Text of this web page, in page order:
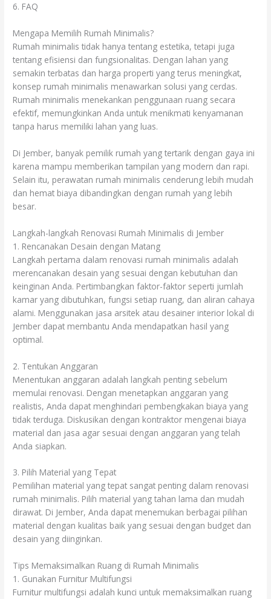
6. FAQ
Mengapa Memilih Rumah Minimalis?
Rumah minimalis tidak hanya tentang estetika, tetapi juga
tentang efisiensi dan fungsionalitas. Dengan lahan yang
semakin terbatas dan harga properti yang terus meningkat,
konsep rumah minimalis menawarkan solusi yang cerdas.
Rumah minimalis menekankan penggunaan ruang secara
efektif, memungkinkan Anda untuk menikmati kenyamanan
tanpa harus memiliki lahan yang luas.
Di Jember, banyak pemilik rumah yang tertarik dengan gaya ini
karena mampu memberikan tampilan yang modern dan rapi.
Selain itu, perawatan rumah minimalis cenderung lebih mudah
dan hemat biaya dibandingkan dengan rumah yang lebih
besar.
Langkah-langkah Renovasi Rumah Minimalis di Jember
1. Rencanakan Desain dengan Matang
Langkah pertama dalam renovasi rumah minimalis adalah
merencanakan desain yang sesuai dengan kebutuhan dan
keinginan Anda. Pertimbangkan faktor-faktor seperti jumlah
kamar yang dibutuhkan, fungsi setiap ruang, dan aliran cahaya
alami. Menggunakan jasa arsitek atau desainer interior lokal di
Jember dapat membantu Anda mendapatkan hasil yang
optimal.
2. Tentukan Anggaran
Menentukan anggaran adalah langkah penting sebelum
memulai renovasi. Dengan menetapkan anggaran yang
realistis, Anda dapat menghindari pembengkakan biaya yang
tidak terduga. Diskusikan dengan kontraktor mengenai biaya
material dan jasa agar sesuai dengan anggaran yang telah
Anda siapkan.
3. Pilih Material yang Tepat
Pemilihan material yang tepat sangat penting dalam renovasi
rumah minimalis. Pilih material yang tahan lama dan mudah
dirawat. Di Jember, Anda dapat menemukan berbagai pilihan
material dengan kualitas baik yang sesuai dengan budget dan
desain yang diinginkan.
Tips Memaksimalkan Ruang di Rumah Minimalis
1. Gunakan Furnitur Multifungsi
Furnitur multifungsi adalah kunci untuk memaksimalkan ruang